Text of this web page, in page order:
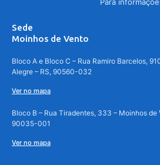
Sede
Moinhos de Vento
Bloco A e Bloco C – Rua Ramiro Barcelos,
Alegre – RS, 90560-032
Ver no mapa
Bloco B – Rua Tiradentes, 333 – Moinhos de
90035-001
Ver no mapa